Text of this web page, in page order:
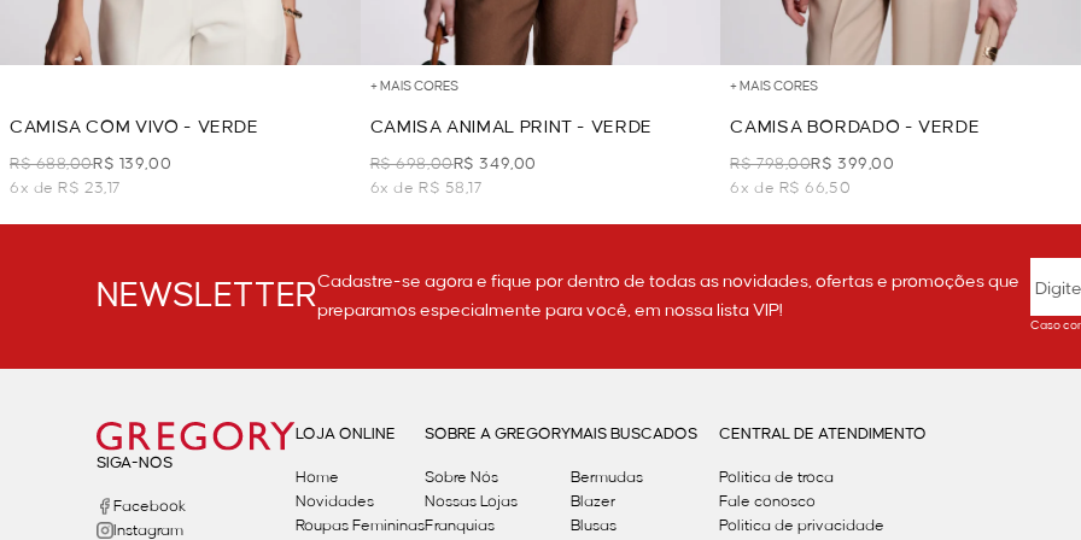
CAMISA COM VIVO - VERDE
R$ 688,00R$ 139,00
6x de R$ 23,17
+ MAIS CORES
CAMISA ANIMAL PRINT - VERDE
R$ 698,00R$ 349,00
6x de R$ 58,17
+ MAIS CORES
CAMISA BORDADO - VERDE
R$ 798,00R$ 399,00
6x de R$ 66,50
NEWSLETTERCadastre-se agora e fique por dentro de todas as novidades, ofertas e promoções que
preparamos especialmente para você, em nossa lista VIP!
Caso
SIGA-NOS
Facebook
Instagram
LOJA ONLINE
Home
Novidades
Roupas Femininas
SOBRE A GREGORY
Sobre Nós
Nossas Lojas
Franquias
MAIS BUSCADOS
Bermudas
Blazer
Blusas
CENTRAL DE ATENDIMENTO
Política de troca
Fale conosco
Politica de privacidade